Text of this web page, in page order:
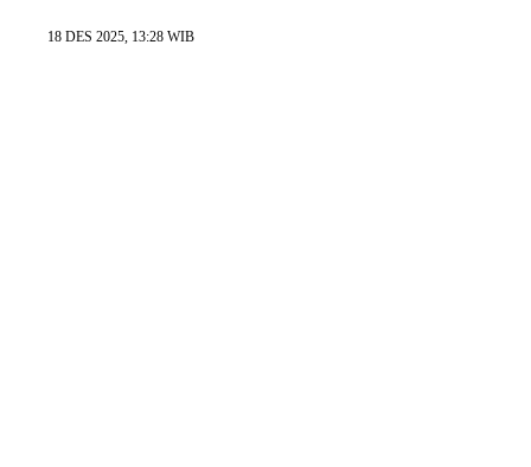
18 DES 2025, 13:28 WIB